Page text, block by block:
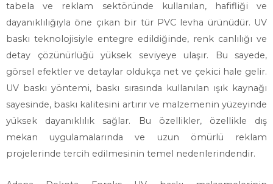
tabela ve reklam sektöründe kullanılan, hafifliği ve
dayanıklılığıyla öne çıkan bir tür PVC levha ürünüdür. UV
baskı teknolojisiyle entegre edildiğinde, renk canlılığı ve
detay çözünürlüğü yüksek seviyeye ulaşır. Bu sayede,
görsel efektler ve detaylar oldukça net ve çekici hale gelir.
UV baskı yöntemi, baskı sırasında kullanılan ışık kaynağı
sayesinde, baskı kalitesini artırır ve malzemenin yüzeyinde
yüksek dayanıklılık sağlar. Bu özellikler, özellikle dış
mekan uygulamalarında ve uzun ömürlü reklam
projelerinde tercih edilmesinin temel nedenlerindendir.